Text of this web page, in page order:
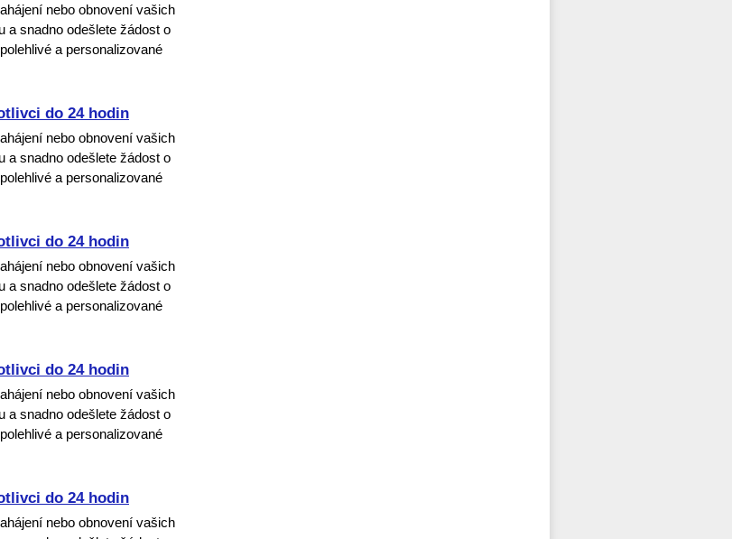
nebo obnovení vašich
a snadno odešlete žádost o
a personalizované
do 24 hodin
nebo obnovení vašich
a snadno odešlete žádost o
a personalizované
do 24 hodin
nebo obnovení vašich
a snadno odešlete žádost o
a personalizované
do 24 hodin
nebo obnovení vašich
a snadno odešlete žádost o
a personalizované
do 24 hodin
nebo obnovení vašich